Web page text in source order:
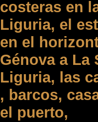
costeras en
Liguria, el
en el
Génova a La
Liguria, las
, barcos,
el puerto,